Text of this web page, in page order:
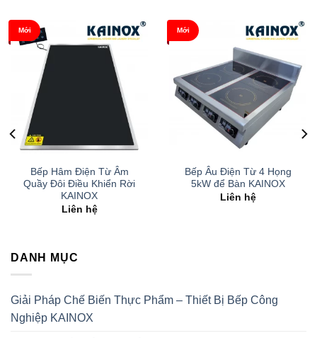
Mới
Bếp Hâm Điện Từ Âm
Quầy Đôi Điều Khiển Rời
KAINOX
Liên hệ
Mới
Bếp Âu Điện Từ 4 Họng
5kW để Bàn KAINOX
Liên hệ
DANH MỤC
Giải Pháp Chế Biến Thực Phẩm – Thiết Bị Bếp Công
Nghiệp KAINOX